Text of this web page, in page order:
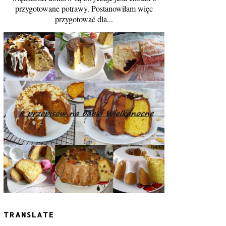
przygotowane potrawy. Postanowiłam więc
przygotować dla...
TRANSLATE